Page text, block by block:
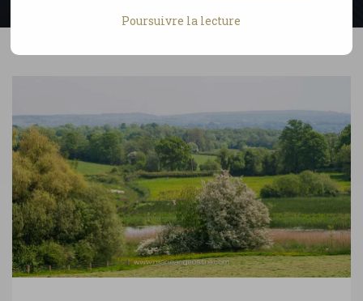
Poursuivre la lecture